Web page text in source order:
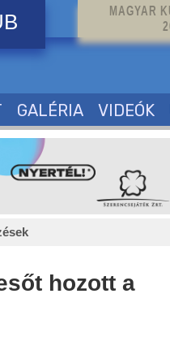
MAGYAR
GALÉRIA VIDEÓK
hozott a